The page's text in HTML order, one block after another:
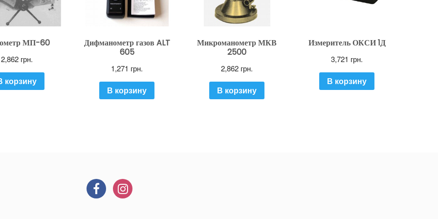
МП-60
2,862 грн.
корзину
Дифманометр газов ALT
605
1,271 грн.
В корзину
Микроманометр МКВ
2500
2,862 грн.
В корзину
Измеритель ОКСИ 1Д
3,721 грн.
В корзину